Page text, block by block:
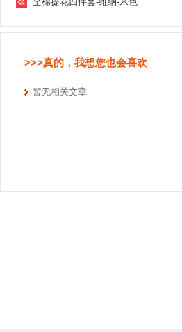
>>>真的，我想您也会喜欢
暂无相关文章